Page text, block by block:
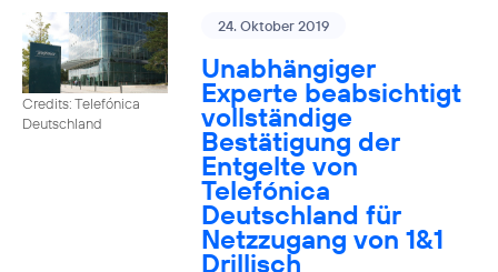
Credits: Telefónica
Deutschland
24. Oktober 2019
Unabhängiger
Experte beabsichtigt
vollständige
Bestätigung der
Entgelte von
Telefónica
Deutschland für
Netzzugang von 1&1
Drillisch